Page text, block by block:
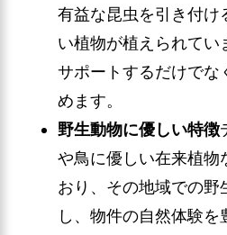
有益な昆虫を引き付け
い植物が植えられてい
サポートするだけでな
めます。
野生動物に優しい特徴
や鳥に優しい在来植物
おり、その地域での野
し、物件の自然体験を